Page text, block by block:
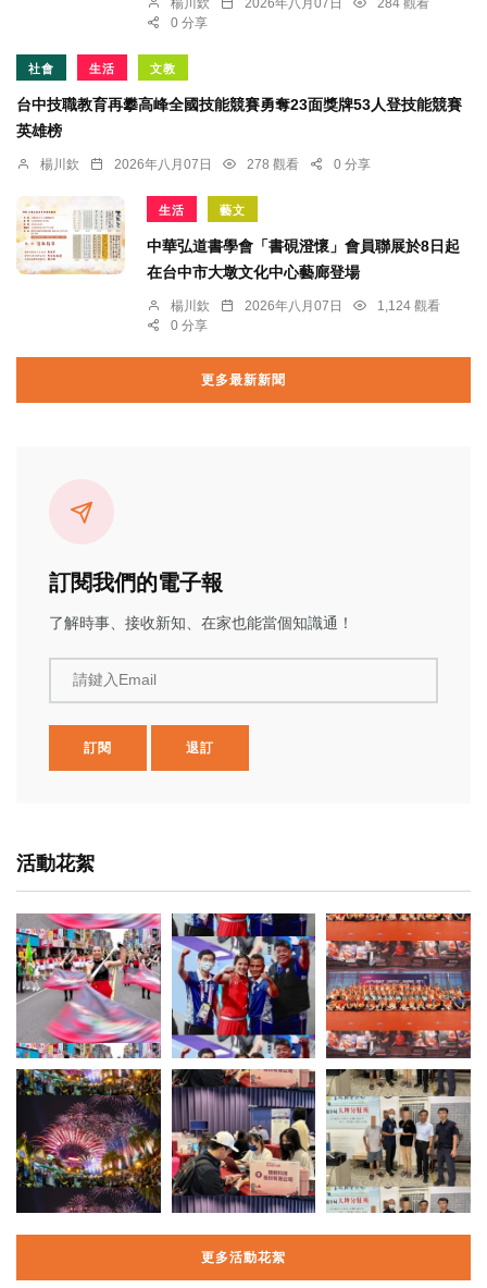
楊川欽 2026年八月07日
284 觀看
0 分享
社會 生活 文教
台中技職教育再攀高峰全國技能競賽勇奪23面獎牌53人登技能競賽
英雄榜
楊川欽 2026年八月07日 278 觀看 0 分享
生活 藝文
中華弘道書學會「書硯澄懷」會員聯展於8日起
在台中市大墩文化中心藝廊登場
楊川欽 2026年八月07日
1,124 觀看
0 分享
更多最新新聞
訂閱我們的電子報
了解時事、接收新知、在家也能當個知識通！
請鍵入Email
訂閱 退訂
活動花絮
更多活動花絮